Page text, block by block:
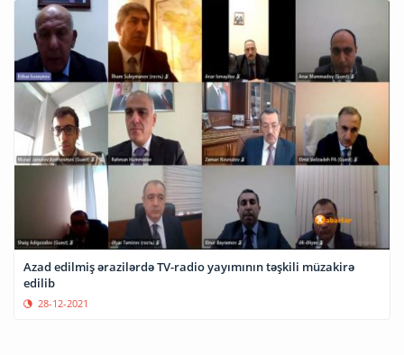
Azad edilmiş ərazilərdə TV-radio yayımının təşkili müzakirə
edilib
28-12-2021